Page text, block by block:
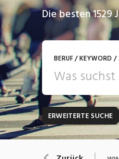
Die besten 1529
BERUF / KEYWORD /
JOB-TYP
Bank,
ERWEITERTE SUCHE